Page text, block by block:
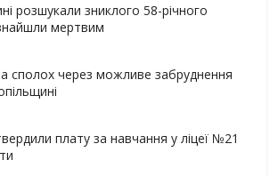
розшукали зниклого 58-річного
мертвим
сполох через можливе забруднення
плату за навчання у ліцеї №21